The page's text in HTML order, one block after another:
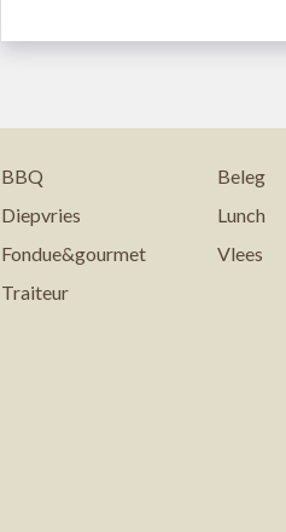
BBQ
Beleg
Diepvries
Lunch
Fondue&gourmet
Vlees
Traiteur